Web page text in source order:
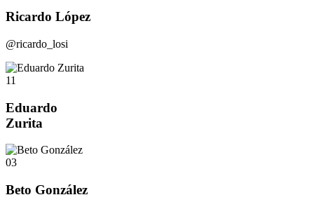
Ricardo López
@ricardo_losi
11
Eduardo
Zurita
03
Beto González